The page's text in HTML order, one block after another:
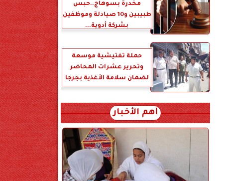
مخدرة بسوهاج..حبس
طبيبين و10 صيادلة وموظفين
بشركة أدوية...
حملة تفتيشية موسعة
وتحرير عشرات المحاضر
لضمان سلامة الأغذية بجرجا
أهم الأخبار